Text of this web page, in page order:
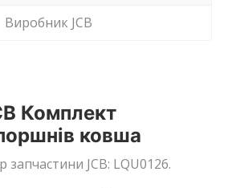
Виробник JCB
Комплект
ковша
JCB: LQU0126.